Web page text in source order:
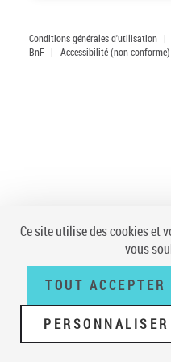
Conditions générales d'utilisation |
BnF | Accessibilité (non conforme)
Ce site utilise des cookies et
vous
TOUT ACCEPTER
PERSONNALISER